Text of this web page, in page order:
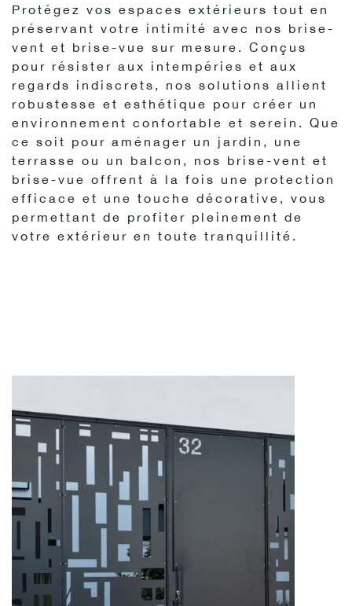
Protégez vos espaces extérieurs tout en
préservant votre intimité avec nos brise-
vent et brise-vue sur mesure. Conçus
pour résister aux intempéries et aux
regards indiscrets, nos solutions allient
robustesse et esthétique pour créer un
environnement confortable et serein. Que
ce soit pour aménager un jardin, une
terrasse ou un balcon, nos brise-vent et
brise-vue offrent à la fois une protection
efficace et une touche décorative, vous
permettant de profiter pleinement de
votre extérieur en toute tranquillité.